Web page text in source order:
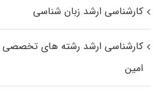
کارشناسی ارشد زبان شناسی
کارشناسی ارشد رﺷﺘﻪ ﻫﺎی تخصصی
اﻣﻴﻦ